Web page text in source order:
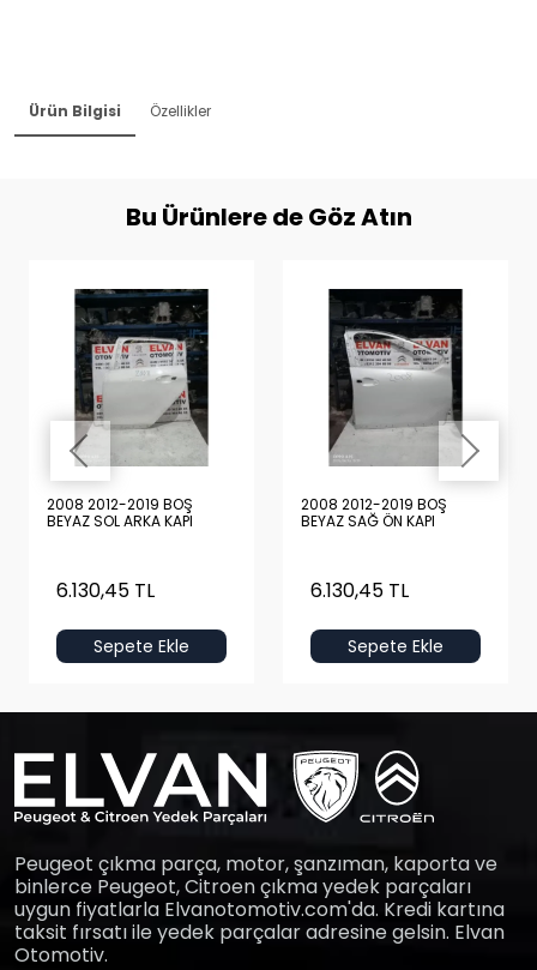
Ürün Bilgisi Özellikler
Bu Ürünlere de Göz Atın
2008 2012-2019 BOŞ
BEYAZ SOL ARKA KAPI
6.130,45 TL
Sepete Ekle
2008 2012-2019 BOŞ
BEYAZ SAĞ ÖN KAPI
6.130,45 TL
Sepete Ekle
Peugeot çıkma parça, motor, şanzıman, kaporta ve
binlerce Peugeot, Citroen çıkma yedek parçaları
uygun fiyatlarla Elvanotomotiv.com'da. Kredi kartına
taksit fırsatı ile yedek parçalar adresine gelsin. Elvan
Otomotiv.